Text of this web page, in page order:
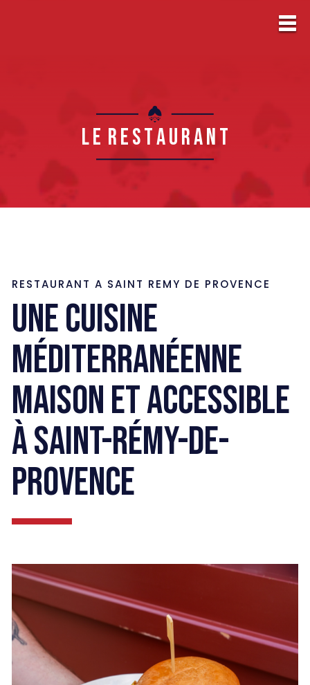
L E R E S T A U R A N T
RESTAURANT A SAINT REMY DE PROVENCE
UNE CUISINE
MÉDITERRANÉENNE
MAISON ET ACCESSIBLE
À SAINT-RÉMY-DE-
PROVENCE